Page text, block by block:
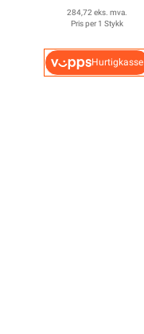
284,72 eks. mva.
Pris per 1 Stykk
Hurtigkasse